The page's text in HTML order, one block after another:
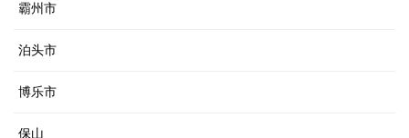
霸州市
泊头市
博乐市
保山